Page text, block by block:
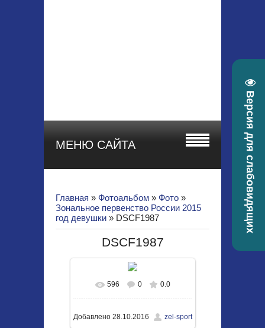
Версия для слабовидящих
МЕНЮ САЙТА
Главная » Фотоальбом » Фото »
Зональное первенство России 2015
год девушки » DSCF1987
DSCF1987
В реальном размере
1050x703/ 294.7Kb
596 0 0.0
Добавлено28.10.2016 zel-sport